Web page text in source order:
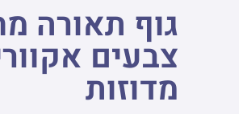
גוף תאורה
צבעים
מדוזות